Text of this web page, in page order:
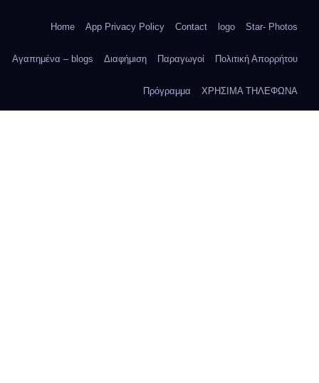
Home App Privacy Policy Contact logo Star- Photos
Αγαπημένα – blogs Διαφήμιση Παραγωγοί Πολιτική Απορρήτου
Πρόγραμμα ΧΡΗΣΙΜΑ ΤΗΛΕΦΩΝΑ